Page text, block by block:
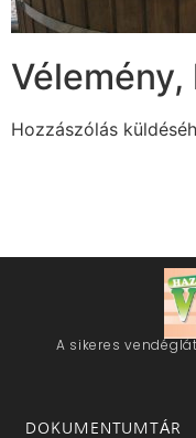
Hozzászólás
A sikeres
DOKUMENTUMTÁR